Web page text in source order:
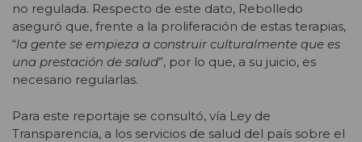
no regulada. Respecto de este dato, Rebolledo
aseguró que, frente a la proliferación de estas terapias,
“la gente se empieza a construir culturalmente que es
una prestación de salud”, por lo que, a su juicio, es
necesario regularlas.
Para este reportaje se consultó, vía Ley de
Transparencia, a los servicios de salud del país sobre el